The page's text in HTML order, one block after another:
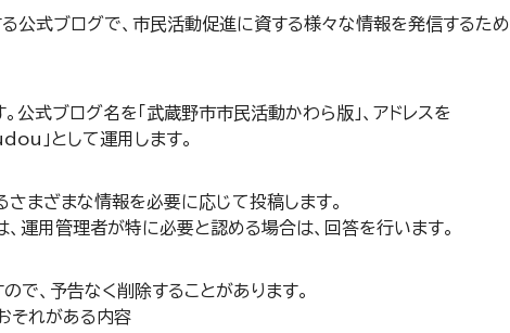
公式ブログで、市民活動促進に資する様々な情報を発信するため
式ブログ名を「武蔵野市市民活動かわら版」、アドレスを
として運用します。
まざまな情報を必要に応じて投稿します。
運用管理者が特に必要と認める場合は、回答を行います。
、予告なく削除することがあります。
それがある内容